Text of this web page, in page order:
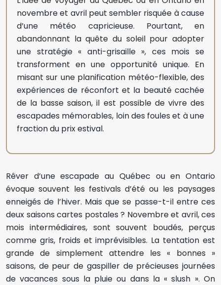
novembre et avril peut sembler risquée à cause
d’une météo capricieuse. Pourtant, en
abandonnant la quête du soleil pour adopter
une stratégie « anti-grisaille », ces mois se
transforment en une opportunité unique. En
misant sur une planification météo-flexible, des
expériences de réconfort et la beauté cachée
de la basse saison, il est possible de vivre des
escapades mémorables, loin des foules et à une
fraction du prix estival.
Rêver d’une escapade au Québec ou en Ontario
évoque souvent les festivals d’été ou les paysages
enneigés de l’hiver. Mais que se passe-t-il entre ces
deux saisons cartes postales ? Novembre et avril, ces
mois intermédiaires, sont souvent boudés, perçus
comme gris, froids et imprévisibles. La tentation est
grande de simplement attendre les « bonnes »
saisons, de peur de gaspiller de précieuses journées
de vacances sous la pluie ou dans la « slush ». On